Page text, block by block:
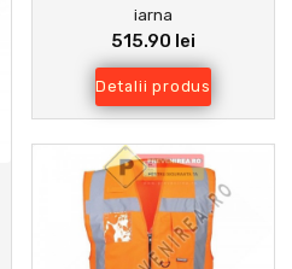
iarna
515.90 lei
Detalii produs